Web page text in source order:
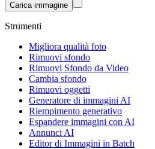
Carica immagine
Strumenti
Migliora qualità foto
Rimuovi sfondo
Rimuovi Sfondo da Video
Cambia sfondo
Rimuovi oggetti
Generatore di immagini AI
Riempimento generativo
Espandere immagini con AI
Annunci AI
Editor di Immagini in Batch